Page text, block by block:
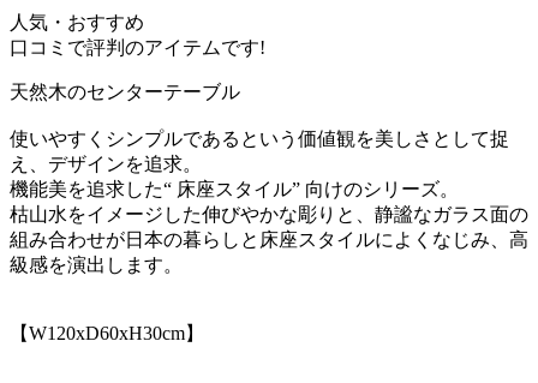
人気・おすすめ
口コミで評判のアイテムです!
天然木のセンターテーブル
使いやすくシンプルであるという価値観を美しさとして捉
え、デザインを追求。
機能美を追求した“ 床座スタイル” 向けのシリーズ。
枯山水をイメージした伸びやかな彫りと、静謐なガラス面の
組み合わせが日本の暮らしと床座スタイルによくなじみ、高
級感を演出します。
【W120xD60xH30cm】